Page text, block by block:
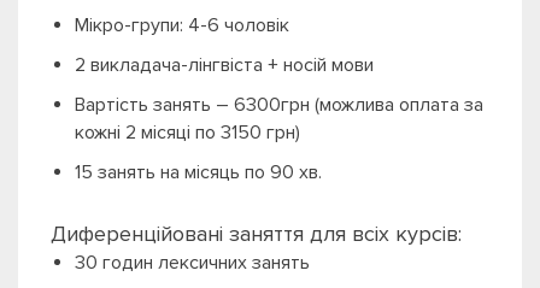
Мікро-групи: 4-6 чоловік
2 викладача-лінгвіста + носій мови
Вартість занять – 6300грн (можлива оплата за
кожні 2 місяці по 3150 грн)
15 занять на місяць по 90 хв.
Диференційовані заняття для всіх курсів:
30 годин лексичних занять